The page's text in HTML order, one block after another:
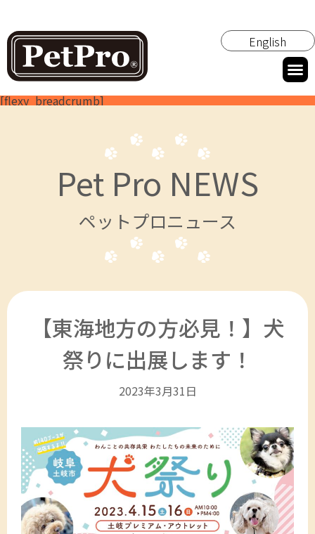
English
[flexy_breadcrumb]
Pet Pro NEWS
ペットプロニュース
【東海地方の方必見！】犬
祭りに出展します！
2023年3月31日